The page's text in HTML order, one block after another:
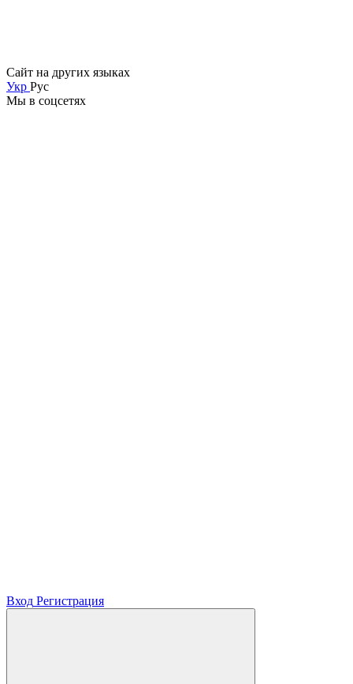
Сайт на других языках
Укр Рус
Мы в соцсетях
Вход Регистрация